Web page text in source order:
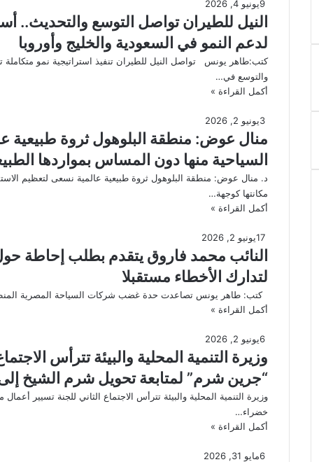
يونيو 4, 2026
النيل للطيران تواصل التوسع والتحديث..
لدعم النمو في السعودية والخليج وأوروبا
كتب:طاهر يونس تواصل النيل للطيران تنفيذ استراتيجية نمو
والتوسع في…
أكمل القراءة »
يونيو 2, 2026
منال عوض: منطقة البلوهول ثروة طبيعية
السياحية منها دون المساس بمواردها
د. منال عوض: منطقة البلوهول ثروة طبيعية عالمية نسعى لتعظيم
مكانتها كوجهة…
أكمل القراءة »
يونيو 2, 2026
النائب محمد فاروق يتقدم بطلب إحاطة
لتدارك الأخطاء مستقبلا
كتب: طاهر يونس تصاعدت حدة غضب شركات السياحة المصرية المنظمة للحج هذا العام
أكمل القراءة »
يونيو 2, 2026
وزيرة التنمية المحلية والبيئة تترأس
“جرين شرم” لمتابعة تحويل شرم الشيخ
وزيرة التنمية المحلية والبيئة تترأس الاجتماع الثاني للجنة تسيير
خضراء…
أكمل القراءة »
مايو 31, 2026